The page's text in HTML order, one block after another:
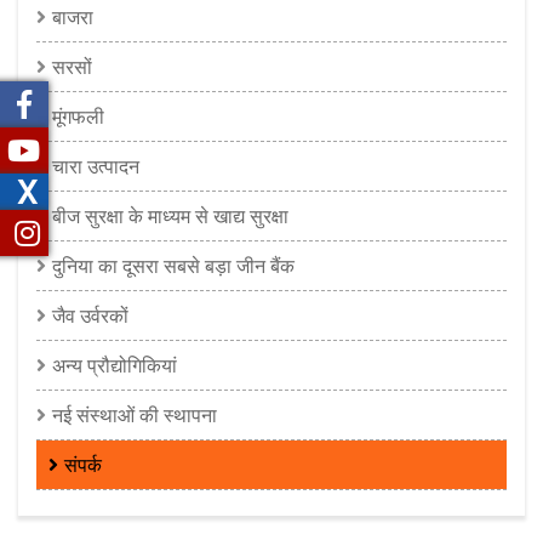
बाजरा
सरसों
मूंगफली
चारा उत्पादन
बीज सुरक्षा के माध्यम से खाद्य सुरक्षा
दुनिया का दूसरा सबसे बड़ा जीन बैंक
जैव उर्वरकों
अन्य प्रौद्योगिकियां
नई संस्थाओं की स्थापना
संपर्क
X